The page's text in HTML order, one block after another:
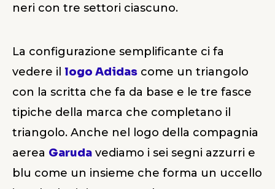
neri con tre settori ciascuno.
La configurazione semplificante ci fa
vedere il logo Adidas come un triangolo
con la scritta che fa da base e le tre fasce
tipiche della marca che completano il
triangolo. Anche nel logo della compagnia
aerea Garuda vediamo i sei segni azzurri e
blu come un insieme che forma un uccello